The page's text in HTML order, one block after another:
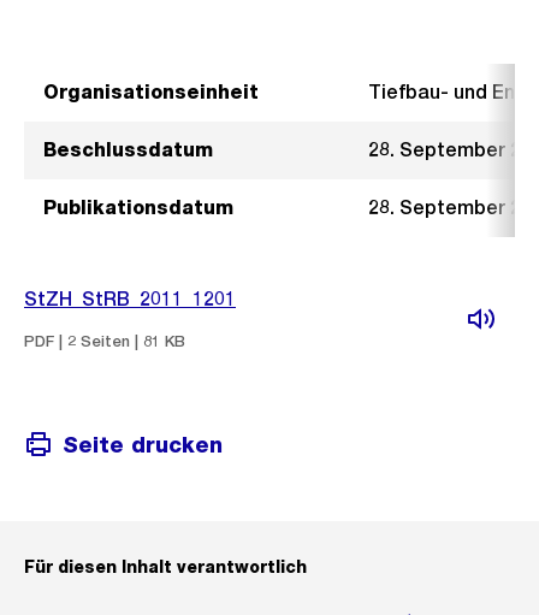
Organisationseinheit Tiefbau- und
Beschlussdatum 28. September
Publikationsdatum 28. September
StZH_StRB_2011_1201
PDF | 2 Seiten | 81 KB
Seite drucken
Für diesen Inhalt verantwortlich